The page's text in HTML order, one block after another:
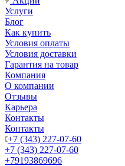
Услуги
Блог
Как купить
Условия оплаты
Условия доставки
Гарантия на товар
Компания
О компании
Отзывы
Карьера
Контакты
Контакты
+7 (343) 227-07-60
+7 (343) 227-07-60
+79193869696